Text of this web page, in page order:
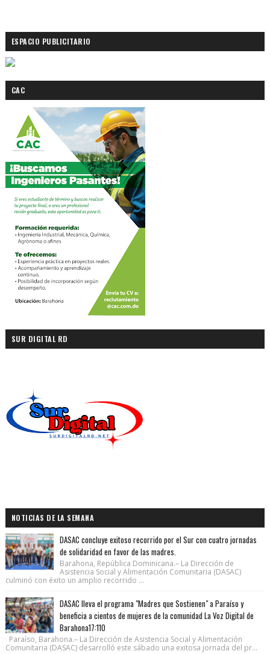
ESPACIO PUBLICITARIO
CAC
SUR DIGITAL RD
NOTICIAS DE LA SEMANA
DASAC concluye exitoso recorrido por el Sur con cuatro jornadas
de solidaridad en favor de las madres.
Barahona, República Dominicana.– La Dirección de
Asistencia Social y Alimentación Comunitaria (DASAC)
culminó con éxito un amplio recorrido ...
DASAC lleva el programa "Madres que Sostienen" a Paraíso y
beneficia a cientos de mujeres de la comunidad La Voz Digital de
Barahona17:110
Paraíso, Barahona.– La Dirección de Asistencia Social y Alimentación
Comunitaria (DASAC) desarrolló este sábado una exitosa jornada del pr...